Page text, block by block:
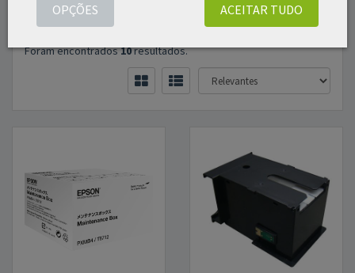
Foram encontrados10resultados.
ACEITAR TUDO
OPÇÕES